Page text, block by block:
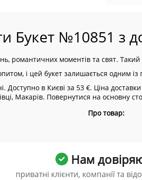
Букет №10851 з
романтичних моментів та свят.
і цей букет залишається одним із
Доступно в Києві за 53 €. Ціна
Макарів. Повернутися на основну
Про товар:
Нам
приватні клієнти, компанії та